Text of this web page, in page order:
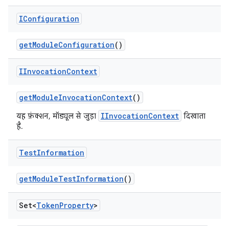
IConfiguration
getModuleConfiguration()
IInvocationContext
getModuleInvocationContext()
यह फ़ंक्शन, मॉड्यूल से जुड़ा IInvocationContext दिखाता
है.
TestInformation
getModuleTestInformation()
Set<TokenProperty>